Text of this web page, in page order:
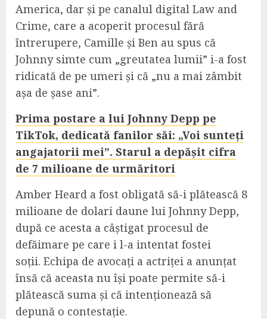
America, dar și pe canalul digital Law and
Crime, care a acoperit procesul fără
întrerupere, Camille și Ben au spus că
Johnny simte cum „greutatea lumii” i-a fost
ridicată de pe umeri și că „nu a mai zâmbit
așa de șase ani”.
Prima postare a lui Johnny Depp pe
TikTok, dedicată fanilor săi: „Voi sunteți
angajatorii mei”. Starul a depășit cifra
de 7 milioane de urmăritori
Amber Heard a fost obligată să-i plătească 8
milioane de dolari daune lui Johnny Depp,
după ce acesta a câștigat procesul de
defăimare pe care i l-a intentat fostei
soții. Echipa de avocați a actriței a anunțat
însă că aceasta nu își poate permite să-i
plătească suma și că intenționează să
depună o contestație.